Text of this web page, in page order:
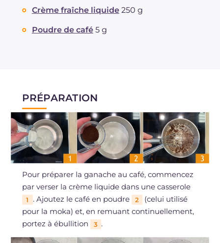
Crème fraîche liquide 250 g
Poudre de café 5 g
PRÉPARATION
Pour préparer la ganache au café, commencez
par verser la crème liquide dans une casserole
1 . Ajoutez le café en poudre 2
(celui utilisé
pour la moka) et, en remuant continuellement,
portez à ébullition
3 .